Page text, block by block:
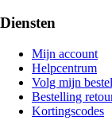
Diensten
Mijn account
Helpcentrum
Volg mijn
Bestelling
Kortingscodes